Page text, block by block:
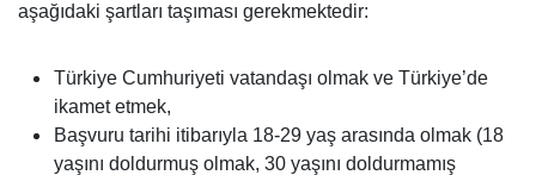
aşağıdaki şartları taşıması gerekmektedir:
Türkiye Cumhuriyeti vatandaşı olmak ve Türkiye’de
ikamet etmek,
Başvuru tarihi itibarıyla 18-29 yaş arasında olmak (18
yaşını doldurmuş olmak, 30 yaşını doldurmamış